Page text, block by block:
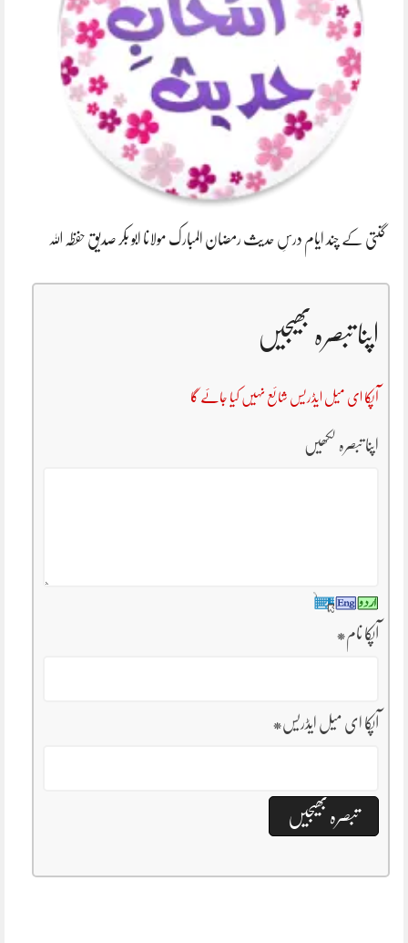
گنتی کے چند ایام درسِ حدیث رمضان المبارک مولانا ابو بکر صدیق حفظہ اللہ
اپنا تبصرہ بھیجیں
آپکا ای میل ایڈریس شائع نہیں کیا جائے گا
اپنا تبصرہ لکھیں
آپکا نام*
آپکا ای میل ایڈریس*